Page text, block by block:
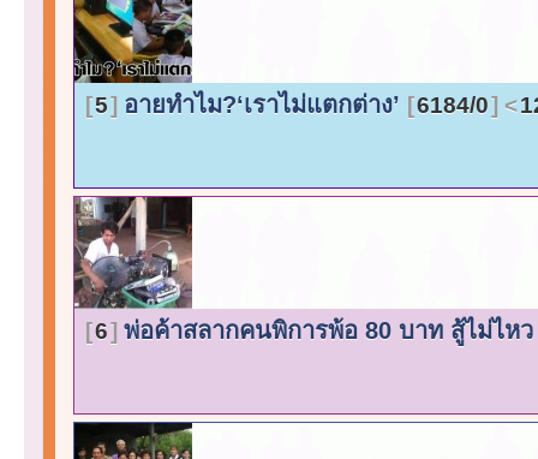
5 อายทำไม?‘เราไม่แตกต่าง’ 6184/0
6 พ่อค้าสลากคนพิการพ้อ 80 บาท สู้ไม่ไ